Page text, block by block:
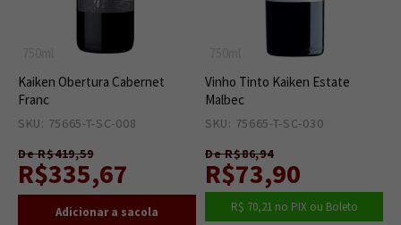
Kaiken Obertura Cabernet
Franc
SKU: 75665-T-SC-008
De R$419,59
R$335,67
Vinho Tinto Kaiken Estate
Malbec
SKU: 75665-T-SC-030
De R$86,94
R$73,90
R$ 70,21no PIX ou Boleto